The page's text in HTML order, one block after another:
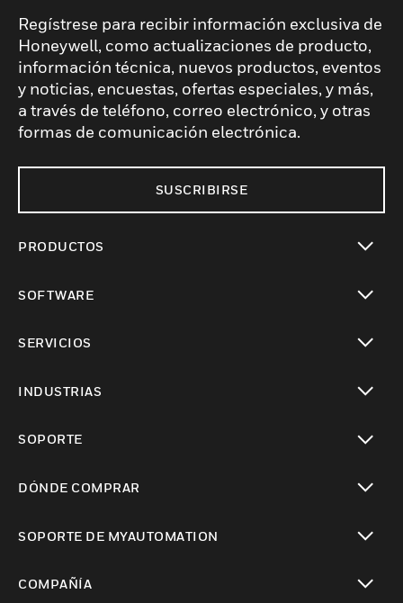
Regístrese para recibir información exclusiva de
Honeywell, como actualizaciones de producto,
información técnica, nuevos productos, eventos
y noticias, encuestas, ofertas especiales, y más,
a través de teléfono, correo electrónico, y otras
formas de comunicación electrónica.
SUSCRIBIRSE
PRODUCTOS
SOFTWARE
SERVICIOS
INDUSTRIAS
SOPORTE
DÓNDE COMPRAR
SOPORTE DE MYAUTOMATION
COMPAÑÍA